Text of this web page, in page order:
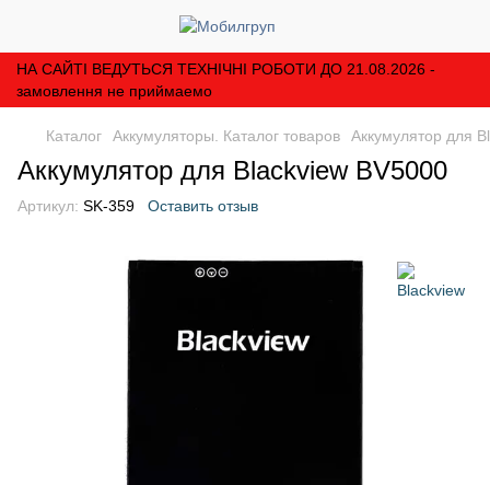
НА САЙТІ ВЕДУТЬСЯ ТЕХНІЧНІ РОБОТИ ДО 21.08.2026 -
замовлення не приймаемо
Каталог Аккумуляторы. Каталог товаров Аккумулятор для
Аккумулятор для Blackview BV5000
Артикул: SK-359 Оставить отзыв